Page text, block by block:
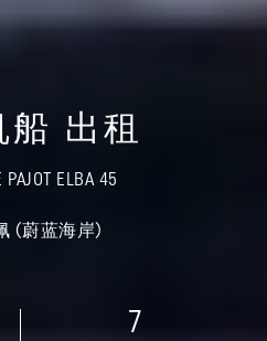
出租
PAJOT ELBA 45
(蔚蓝海岸)
7